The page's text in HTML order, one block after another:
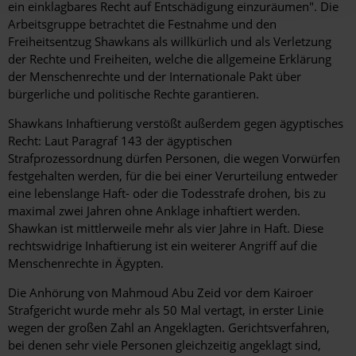
ein einklagbares Recht auf Entschädigung einzuräumen". Die
Arbeitsgruppe betrachtet die Festnahme und den
Freiheitsentzug Shawkans als willkürlich und als Verletzung
der Rechte und Freiheiten, welche die allgemeine Erklärung
der Menschenrechte und der Internationale Pakt über
bürgerliche und politische Rechte garantieren.
Shawkans Inhaftierung verstößt außerdem gegen ägyptisches
Recht: Laut Paragraf 143 der ägyptischen
Strafprozessordnung dürfen Personen, die wegen Vorwürfen
festgehalten werden, für die bei einer Verurteilung entweder
eine lebenslange Haft- oder die Todesstrafe drohen, bis zu
maximal zwei Jahren ohne Anklage inhaftiert werden.
Shawkan ist mittlerweile mehr als vier Jahre in Haft. Diese
rechtswidrige Inhaftierung ist ein weiterer Angriff auf die
Menschenrechte in Ägypten.
Die Anhörung von Mahmoud Abu Zeid vor dem Kairoer
Strafgericht wurde mehr als 50 Mal vertagt, in erster Linie
wegen der großen Zahl an Angeklagten. Gerichtsverfahren,
bei denen sehr viele Personen gleichzeitig angeklagt sind,